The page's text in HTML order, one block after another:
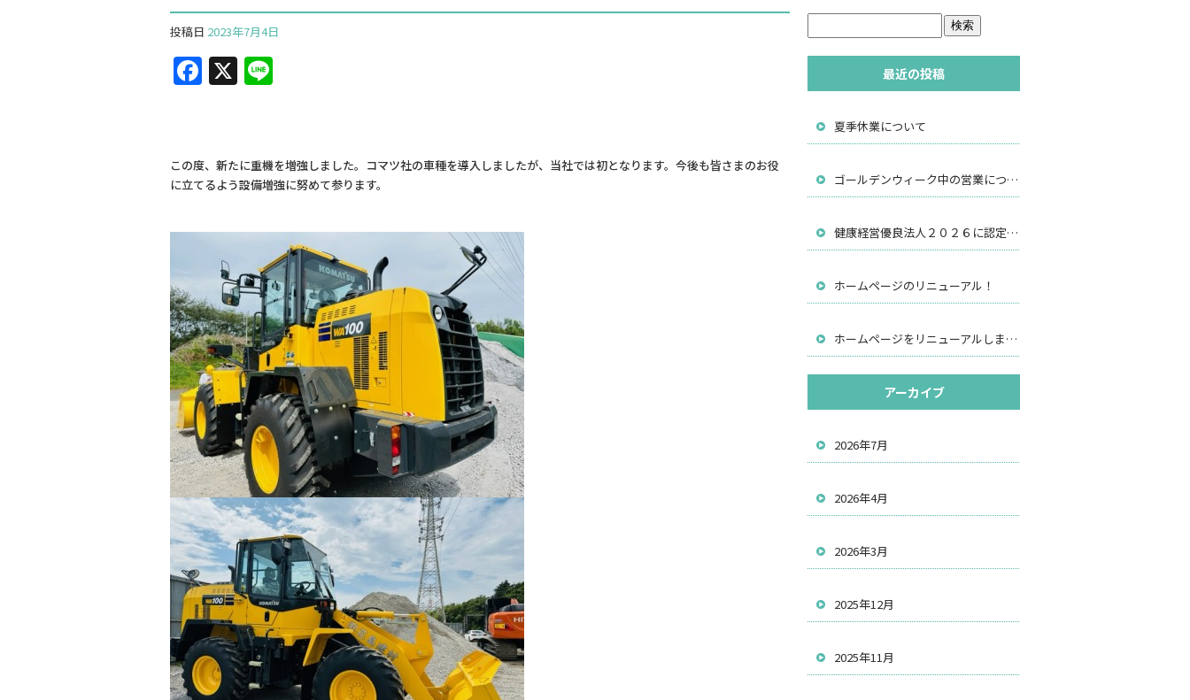
投稿日 2023年7月4日
F
e
b
o
k
X
この度、新たに重機を増強しました。コマツ社の車種を導入しましたが、当社では初となります。今後も皆さまのお役
に立てるよう設備増強に努めて参ります。
最近の投稿
夏季休業について
ゴールデンウィーク中の営業について
健康経営優良法人２０２６に認定されました
ホームページのリニューアル！
ホームページをリニューアルしました。
アーカイブ
2026年7月
2026年4月
2026年3月
2025年12月
2025年11月